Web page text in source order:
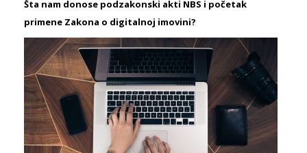
Šta nam donose podzakonski akti NBS i početak
primene Zakona o digitalnoj imovini?